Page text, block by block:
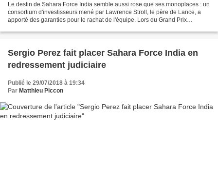
Le destin de Sahara Force India semble aussi rose que ses monoplaces : un
consortium d'investisseurs mené par Lawrence Stroll, le père de Lance, a
apporté des garanties pour le rachat de l'équipe. Lors du Grand Prix
Sergio Perez fait placer Sahara Force India en
redressement judiciaire
Publié le 29/07/2018 à 19:34
Par Matthieu Piccon